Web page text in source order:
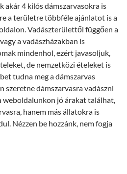
akár 4 kilós dámszarvasokra is
a területre többféle ajánlatot is a
Vadászterülettől függően a
a vadászházakban is
mindenhol, ezért javasoljuk,
de nemzetközi ételeket is
tudna meg a dámszarvas
szeretne dámszarvasra vadászni
weboldalunkon jó árakat találhat,
hanem más állatokra is
Nézzen be hozzánk, nem fogja